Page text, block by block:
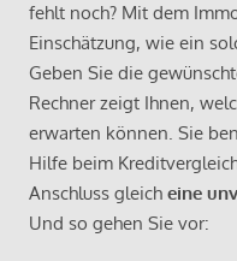
fehlt noch? Mit dem
Einschätzung, wie ein
Geben Sie die
Rechner zeigt Ihnen,
erwarten können. Sie
Hilfe beim
Anschluss gleich eine
Und so gehen Sie vor: